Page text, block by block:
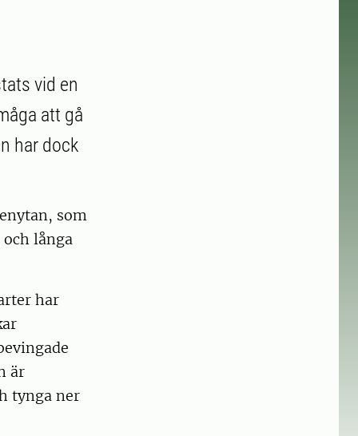
vid en
att gå
har dock
som
långa
har
är
tynga ner